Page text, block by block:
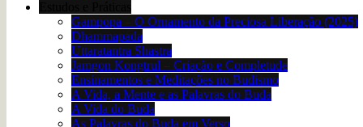
Gampopa – O Ornamento da Preciosa Liberação (2025)
Dhammapada
Uttaratantra Shastra
Jamgon Kongtrul – Criação e Completude
Ensinamentos e Meditações no Budismo
A Vida, a Mente e as Palavras do Buda
A Vida do Buda
As Palavras do Buda em Verso